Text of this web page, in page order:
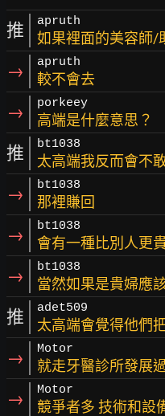
推 apruth
如果裡面的美容師/
→ apruth
較不會去
→ porkeey
高端是什麼意思？
推 bt1038
太高端我反而會不
→ bt1038
那裡賺回
→ bt1038
會有一種比別人更
→ bt1038
當然如果是貴婦應
推 adet509
太高端會覺得他們
→ Motor
就走牙醫診所發展
→ Motor
競爭者多 技術和設